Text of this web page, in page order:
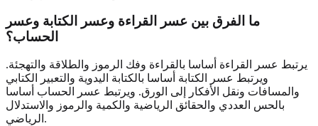
ما الفرق بين عسر القراءة وعسر الكتابة وعسر
الحساب؟
يرتبط عسر القراءة أساسا بالقراءة وفك الرموز والطلاقة والتهجئة.
ويرتبط عسر الكتابة أساسا بالكتابة اليدوية والتعبير الكتابي
والمسافات ونقل الأفكار إلى الورق. ويرتبط عسر الحساب أساسا
بالحس العددي والحقائق الرياضية والكمية والرموز والاستدلال
الرياضي.